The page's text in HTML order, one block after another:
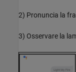
2) Pronuncia la
3) Osservare la